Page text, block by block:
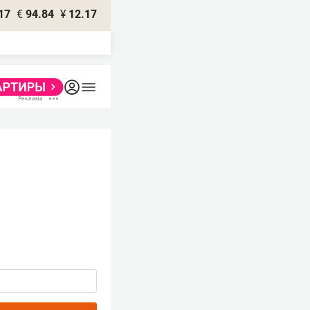
€ 94.84 ¥ 12.17